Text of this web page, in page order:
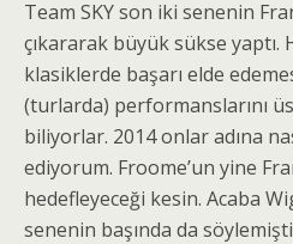
Team SKY son iki senenin
çıkararak büyük sükse
klasiklerde başarı elde
(turlarda) performanslarını
biliyorlar. 2014 onlar adına
ediyorum. Froome’un yine
hedefleyeceği kesin. Acaba
senenin başında da